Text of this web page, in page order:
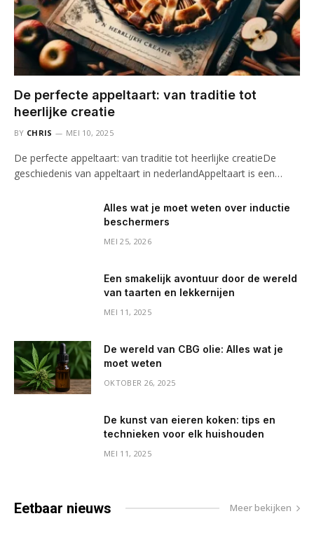
De perfecte appeltaart: van traditie tot
heerlijke creatie
BY CHRIS MEI 10, 2025
De perfecte appeltaart: van traditie tot heerlijke creatieDe
geschiedenis van appeltaart in nederlandAppeltaart is een…
Alles wat je moet weten over inductie
beschermers
MEI 25, 2026
Een smakelijk avontuur door de wereld
van taarten en lekkernijen
MEI 11, 2025
De wereld van CBG olie: Alles wat je
moet weten
OKTOBER 26, 2025
De kunst van eieren koken: tips en
technieken voor elk huishouden
MEI 11, 2025
Eetbaar nieuws Meer bekijken